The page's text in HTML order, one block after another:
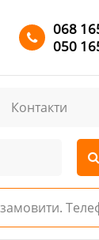
068
050
Контакти
замовити.